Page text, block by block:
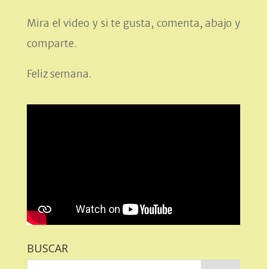
Mira el video y si te gusta, comenta, abajo y
comparte.
Feliz semana.
BUSCAR